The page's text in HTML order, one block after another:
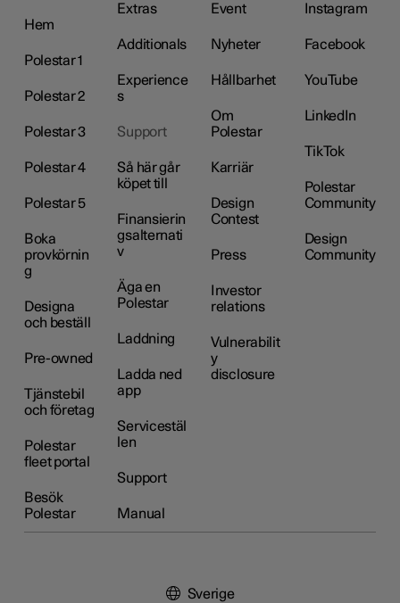
Hem
Polestar 1
Polestar 2
Polestar 3
Polestar 4
Polestar 5
Boka
provkörnin
g
Designa
och beställ
Pre-owned
Tjänstebil
och företag
Polestar
fleet portal
Besök
Polestar
Extras
Additionals
Experience
s
Support
Så här går
köpet till
Finansierin
gsalternati
v
Äga en
Polestar
Laddning
Ladda ned
app
Servicestäl
len
Support
Manual
Event
Nyheter
Hållbarhet
Om
Polestar
Karriär
Design
Contest
Press
Investor
relations
Vulnerabilit
y
disclosure
Instagram
Facebook
YouTube
LinkedIn
TikTok
Polestar
Community
Design
Community
Sverige